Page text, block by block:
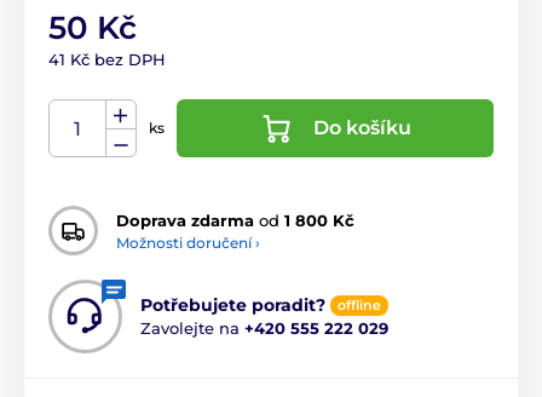
50 Kč
41 Kč bez DPH
ks Do košíku
Doprava zdarma od 1 800 Kč
Možnosti doručení ›
Potřebujete poradit? offline
Zavolejte na +420 555 222 029